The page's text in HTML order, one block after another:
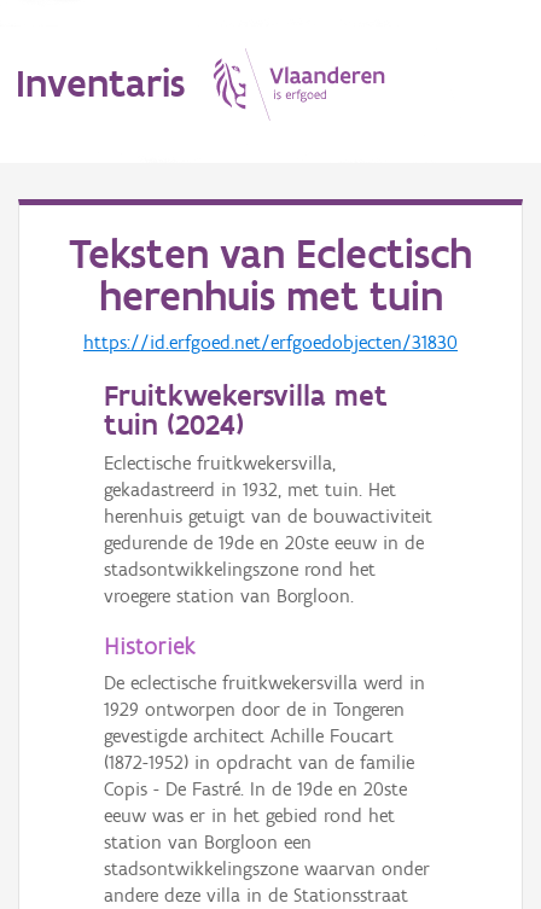
Inventaris
Erfgoedobject
Aanduidingsobject
Gebeurtenis
Persoon of collectief
Teksten van Eclectisch
herenhuis met tuin
https://id.erfgoed.net/erfgoedobjecten/31830
Fruitkwekersvilla met
tuin (2024)
Eclectische fruitkwekersvilla,
gekadastreerd in 1932, met tuin. Het
herenhuis getuigt van de bouwactiviteit
gedurende de 19de en 20ste eeuw in de
stadsontwikkelingszone rond het
vroegere station van Borgloon.
Historiek
De eclectische fruitkwekersvilla werd in
1929 ontworpen door de in Tongeren
gevestigde architect Achille Foucart
(1872-1952) in opdracht van de familie
Copis - De Fastré. In de 19de en 20ste
eeuw was er in het gebied rond het
station van Borgloon een
stadsontwikkelingszone waarvan onder
andere deze villa in de Stationsstraat